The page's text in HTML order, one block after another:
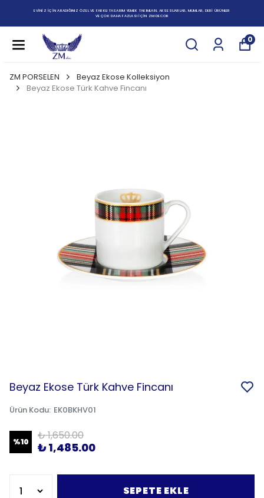
EVİNİZ İÇİN ARADIĞINIZ ÖZEL VE FARKLI TASARIM YEMEK TAKIMLARI, AKSESUARLAR, MUMLAR, DERİ ÜRÜNLER
VE ÇOK DAHA FAZLASI İÇİN ZM DECOR
0
ZM PORSELEN
Beyaz Ekose Kolleksiyon
Beyaz Ekose Türk Kahve Fincanı
Beyaz Ekose Türk Kahve Fincanı
Ürün Kodu: EK0BKHV01
%10 ₺ 1,650.00
₺ 1,485.00
SEPETE EKLE